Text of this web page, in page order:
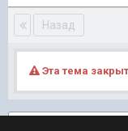
Назад
Эта тема